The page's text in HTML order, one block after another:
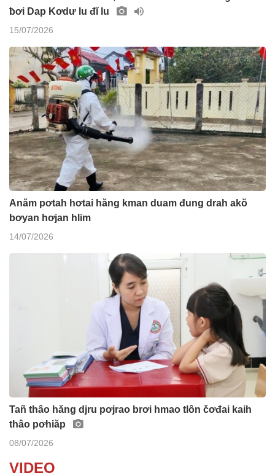
ƀơi Dap Kơdư lu đĭ lu
15/07/2026
Anăm pơtah hơtai hăng kman duam đung drah akŏ
bơyan hơjan hlim
14/07/2026
Tañ thâo hăng djru pơjrao brơi hmao tlôn čơđai kaih
thâo pơhiăp
08/07/2026
VIDEO